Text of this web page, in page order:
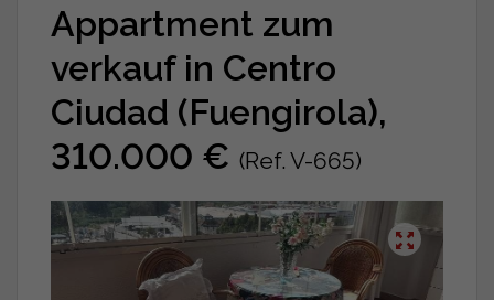
Appartment zum
verkauf in Centro
Ciudad (Fuengirola),
310.000 € (Ref. V-665)